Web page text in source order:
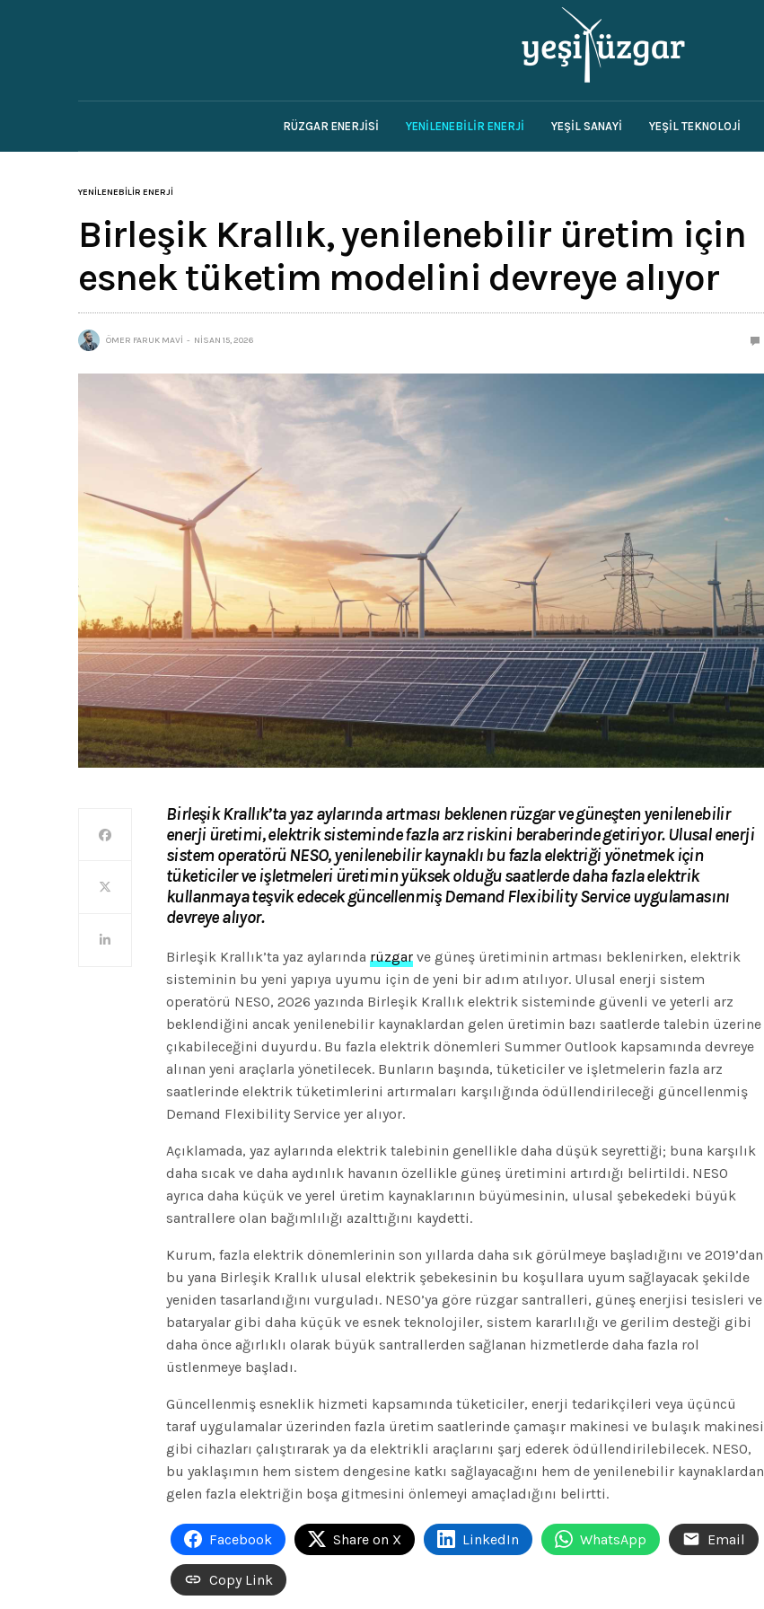
RÜZGAR ENERJISI YENILENEBILIR ENERJI YEŞIL SANAYI YEŞIL TEKNOLOJI
YENILENEBILIR ENERJI
Birleşik Krallık, yenilenebilir üretim için
esnek tüketim modelini devreye alıyor
ÖMER FARUK MAVI NISAN 15, 2026
Birleşik Krallık’ta yaz aylarında artması beklenen rüzgar ve güneşten yenilenebilir
enerji üretimi, elektrik sisteminde fazla arz riskini beraberinde getiriyor. Ulusal enerji
sistem operatörü NESO, yenilenebilir kaynaklı bu fazla elektriği yönetmek için
tüketiciler ve işletmeleri üretimin yüksek olduğu saatlerde daha fazla elektrik
kullanmaya teşvik edecek güncellenmiş Demand Flexibility Service uygulamasını
devreye alıyor.
Birleşik Krallık’ta yaz aylarındarüzgar ve güneş üretiminin artması beklenirken, elektrik
sisteminin bu yeni yapıya uyumu için de yeni bir adım atılıyor. Ulusal enerji sistem
operatörü NESO, 2026 yazında Birleşik Krallık elektrik sisteminde güvenli ve yeterli arz
beklendiğini ancak yenilenebilir kaynaklardan gelen üretimin bazı saatlerde talebin üzerine
çıkabileceğini duyurdu. Bu fazla elektrik dönemleri Summer Outlook kapsamında devreye
alınan yeni araçlarla yönetilecek. Bunların başında, tüketiciler ve işletmelerin fazla arz
saatlerinde elektrik tüketimlerini artırmaları karşılığında ödüllendirileceği güncellenmiş
Demand Flexibility Service yer alıyor.
Açıklamada, yaz aylarında elektrik talebinin genellikle daha düşük seyrettiği; buna karşılık
daha sıcak ve daha aydınlık havanın özellikle güneş üretimini artırdığı belirtildi. NESO
ayrıca daha küçük ve yerel üretim kaynaklarının büyümesinin, ulusal şebekedeki büyük
santrallere olan bağımlılığı azalttığını kaydetti.
Kurum, fazla elektrik dönemlerinin son yıllarda daha sık görülmeye başladığını ve 2019’dan
bu yana Birleşik Krallık ulusal elektrik şebekesinin bu koşullara uyum sağlayacak şekilde
yeniden tasarlandığını vurguladı. NESO’ya göre rüzgar santralleri, güneş enerjisi tesisleri ve
bataryalar gibi daha küçük ve esnek teknolojiler, sistem kararlılığı ve gerilim desteği gibi
daha önce ağırlıklı olarak büyük santrallerden sağlanan hizmetlerde daha fazla rol
üstlenmeye başladı.
Güncellenmiş esneklik hizmeti kapsamında tüketiciler, enerji tedarikçileri veya üçüncü
taraf uygulamalar üzerinden fazla üretim saatlerinde çamaşır makinesi ve bulaşık makinesi
gibi cihazları çalıştırarak ya da elektrikli araçlarını şarj ederek ödüllendirilebilecek. NESO,
bu yaklaşımın hem sistem dengesine katkı sağlayacağını hem de yenilenebilir kaynaklardan
gelen fazla elektriğin boşa gitmesini önlemeyi amaçladığını belirtti.
Facebook Share on X LinkedIn WhatsApp Email
Copy Link